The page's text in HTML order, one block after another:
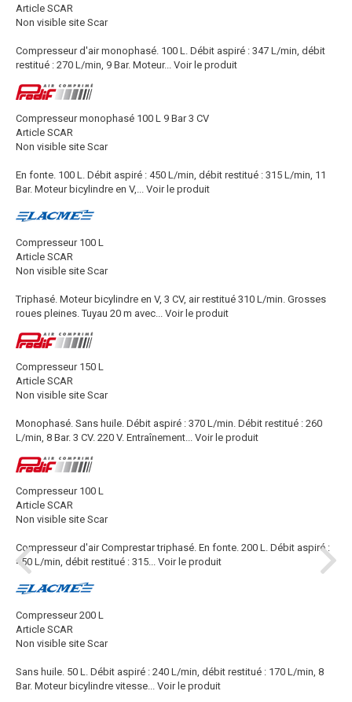
Article SCAR
Non visible site Scar
Compresseur d'air monophasé. 100 L. Débit aspiré : 347 L/min, débit
restitué : 270 L/min, 9 Bar. Moteur...
Voir le produit
Compresseur monophasé 100 L 9 Bar 3 CV
Article SCAR
Non visible site Scar
En fonte. 100 L. Débit aspiré : 450 L/min, débit restitué : 315 L/min, 11
Bar. Moteur bicylindre en V,...
Voir le produit
Compresseur 100 L
Article SCAR
Non visible site Scar
Triphasé. Moteur bicylindre en V, 3 CV, air restitué 310 L/min. Grosses
roues pleines. Tuyau 20 m avec...
Voir le produit
Compresseur 150 L
Article SCAR
Non visible site Scar
Monophasé. Sans huile. Débit aspiré : 370 L/min. Débit restitué : 260
L/min, 8 Bar. 3 CV. 220 V. Entraînement...
Voir le produit
Compresseur 100 L
Article SCAR
Non visible site Scar
Compresseur d'air Comprestar triphasé. En fonte. 200 L. Débit aspiré :
450 L/min, débit restitué : 315...
Voir le produit
Compresseur 200 L
Article SCAR
Non visible site Scar
Sans huile. 50 L. Débit aspiré : 240 L/min, débit restitué : 170 L/min, 8
Bar. Moteur bicylindre vitesse...
Voir le produit